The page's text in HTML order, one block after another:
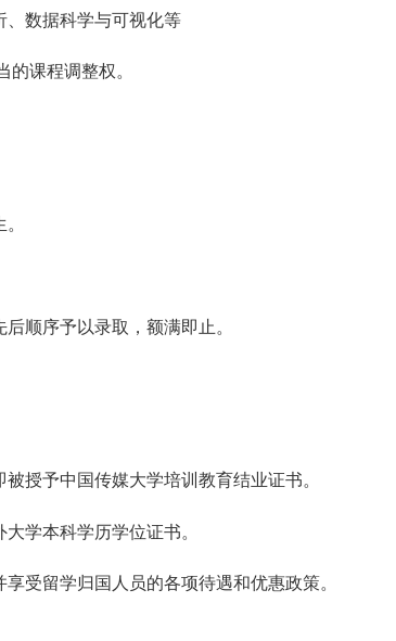
、数据科学与可视化等
课程调整权。
顺序予以录取，额满即止。
授予中国传媒大学培训教育结业证书。
学本科学历学位证书。
受留学归国人员的各项待遇和优惠政策。